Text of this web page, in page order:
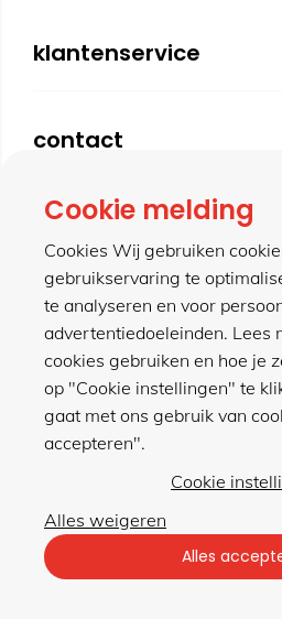
klantenservice
contact
meer van hillen
winkel
Privacybeleid |
met gemak veilig
Cookie melding
Cookies Wij gebruiken
gebruikservaring te
te analyseren en voor
advertentiedoeleinden. Lees
cookies gebruiken en hoe je
op "Cookie instellingen" te
gaat met ons gebruik van
accepteren".
Cookie
Alles weigeren
Alles